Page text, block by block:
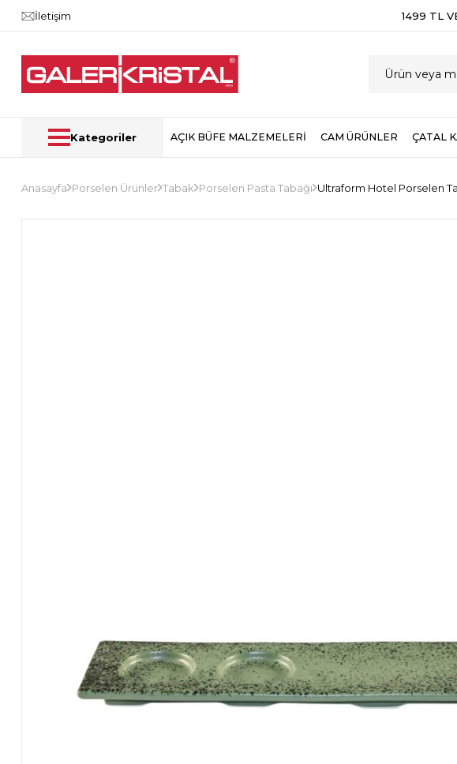
İletişim 1499 TL
Kategoriler AÇIK BÜFE MALZEMELERİ CAM ÜRÜNLER ÇATAL
Anasayfa Porselen Ürünler Tabak Porselen Pasta Tabağı Ultraform Hotel Porselen